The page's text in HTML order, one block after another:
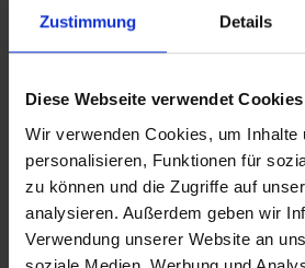
Zustimmung Details
Diese Webseite verwendet Cookies
Wir verwenden Cookies, um Inhalte
personalisieren, Funktionen für
zu können und die Zugriffe auf
analysieren. Außerdem geben wir
Verwendung unserer Website an
Die Reise ist im Allgemeinen
Bedürfnisse wenden Sie sich
Allgemeine Hoteldaten
Hotelort: San Gwann
Kategorie der Unterkunft: 4